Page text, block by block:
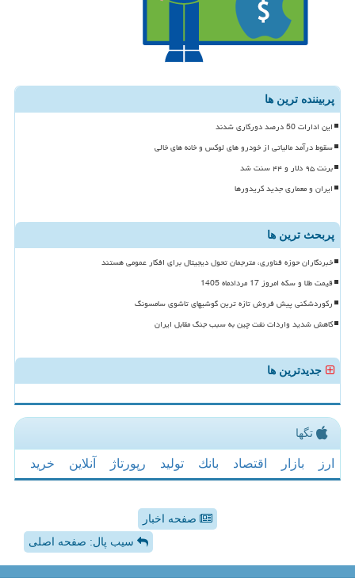
پربیننده ترین ها
این ادارات 50 درصد دورکاری شدند
سقوط درآمد مالیاتی از خودرو های لوکس و خانه های خالی
برنت ۹۵ دلار و ۴۴ سنت شد
ایران و معماری جدید کریدورها
پربحث ترین ها
خبرنگاران حوزه فناوری، مترجمان تحول دیجیتال برای افکار عمومی هستند
قیمت طلا و سکه امروز 17 مردادماه 1405
رکوردشکنی پیش فروش تازه ترین گوشیهای تاشوی سامسونگ
کاهش شدید واردات نفت چین به سبب جنگ مقابل ایران
جدیدترین ها
تگها
ارز بازار اقتصاد بانك تولید رپورتاژ آنلاین خرید
صفحه اخبار
سیب پال: صفحه اصلی